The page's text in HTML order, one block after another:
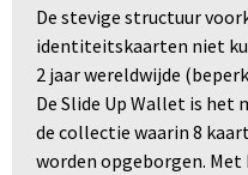
De stevige structuur
identiteitskaarten niet
2 jaar wereldwijde
De Slide Up Wallet is
de collectie waarin 8
worden opgeborgen.